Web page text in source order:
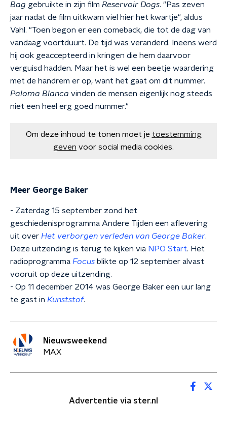
Bag gebruikte in zijn film Reservoir Dogs. "Pas zeven
jaar nadat de film uitkwam viel hier het kwartje", aldus
Vahl. "Toen begon er een comeback, die tot de dag van
vandaag voortduurt. De tijd was veranderd. Ineens werd
hij ook geaccepteerd in kringen die hem daarvoor
verguisd hadden. Maar het is wel een beetje waardering
met de handrem er op, want het gaat om dit nummer.
Paloma Blanca vinden de mensen eigenlijk nog steeds
niet een heel erg goed nummer."
Om deze inhoud te tonen moet je toestemming
geven voor social media cookies.
Meer George Baker
- Zaterdag 15 september zond het
geschiedenisprogramma Andere Tijden een aflevering
uit over Het verborgen verleden van George Baker.
Deze uitzending is terug te kijken via NPO Start. Het
radioprogramma Focus blikte op 12 september alvast
vooruit op deze uitzending.
- Op 11 december 2014 was George Baker een uur lang
te gast in Kunststof.
Nieuwsweekend
MAX
Advertentie via ster.nl